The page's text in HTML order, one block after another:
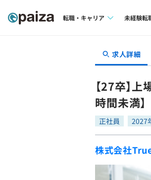
転職・キャリア
転職成功ガイド
未経験転
求人検索
転職
求人詳細
【27卒】
時間未満】
正社員 2027
株式会社